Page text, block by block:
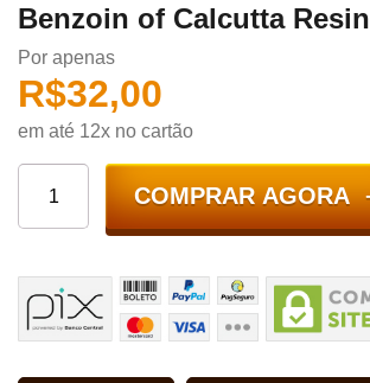
Benzoin of Calcutta Resin
Por apenas
R$32,00
em até 12x no cartão
COMPRAR AGORA